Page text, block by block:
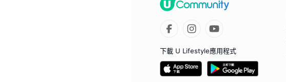
下載 U Lifestyle應用程式